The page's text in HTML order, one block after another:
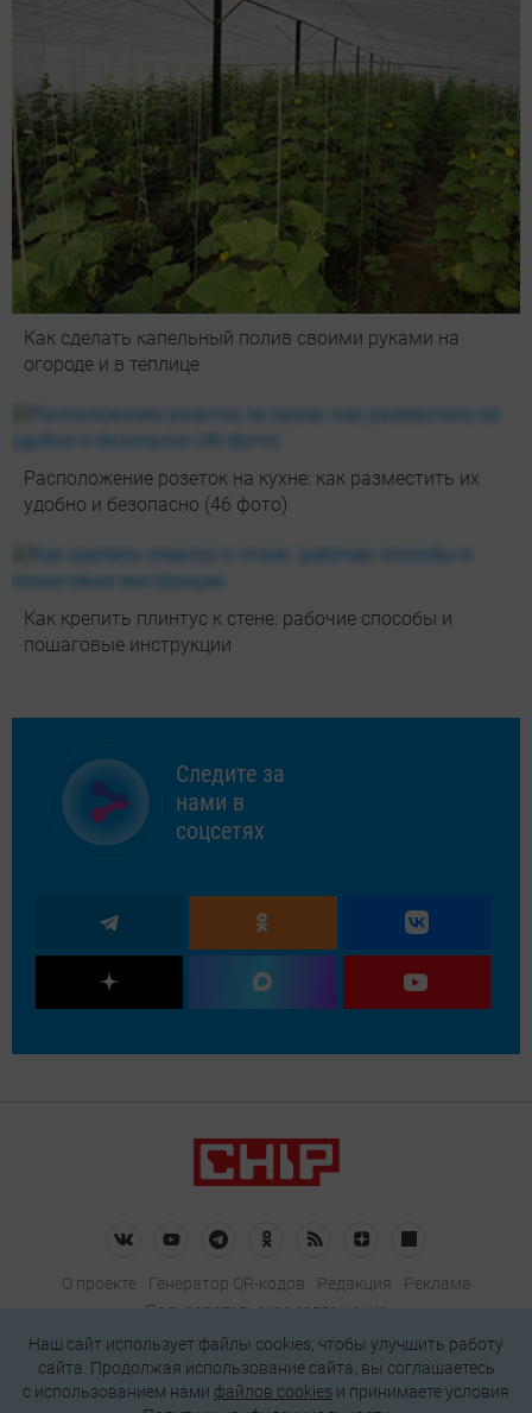
Как сделать капельный полив своими руками на
огороде и в теплице
Расположение розеток на кухне: как разместить их
удобно и безопасно (46 фото)
Как крепить плинтус к стене: рабочие способы и
пошаговые инструкции
Следите за
нами в
соцсетях
О проекте Генератор QR-кодов Редакция
Реклама
Пользовательское соглашение
Политика конфиденциальности
Подписаться на рассылку
Наш сайт использует файлы cookies, чтобы улучшить работу
сайта. Продолжая использование сайта, вы соглашаетесь
c использованием нами файлов cookies и принимаете условия